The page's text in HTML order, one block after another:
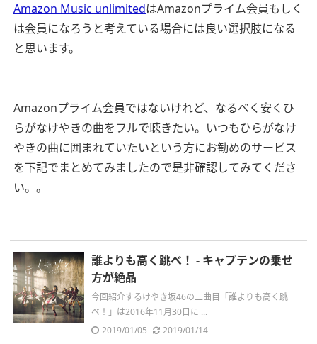
Amazon Music unlimitedはAmazonプライム会員もしく
は会員になろうと考えている場合には良い選択肢になる
と思います。
Amazonプライム会員ではないけれど、なるべく安くひ
らがなけやきの曲をフルで聴きたい。いつもひらがなけ
やきの曲に囲まれていたいという方にお勧めのサービス
を下記でまとめてみましたので是非確認してみてくださ
い。。
誰よりも高く跳べ！ - キャプテンの乗せ
方が絶品
今回紹介するけやき坂46の二曲目「誰よりも高く跳
べ！」は2016年11月30日に ...
2019/01/05
2019/01/14